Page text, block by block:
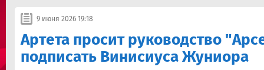
9 июня 2026 19:18
Артета просит руководство
подписать Винисиуса Жуниора